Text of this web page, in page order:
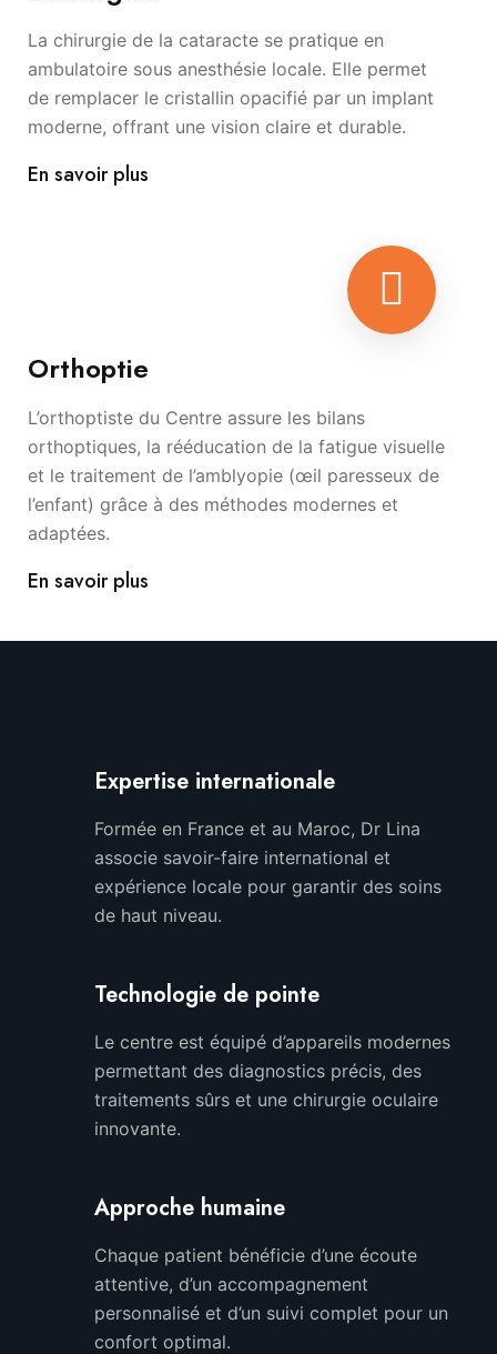
La chirurgie de la cataracte se pratique en
ambulatoire sous anesthésie locale. Elle permet
de remplacer le cristallin opacifié par un implant
moderne, offrant une vision claire et durable.
En savoir plus
Orthoptie
L’orthoptiste du Centre assure les bilans
orthoptiques, la rééducation de la fatigue visuelle
et le traitement de l’amblyopie (œil paresseux de
l’enfant) grâce à des méthodes modernes et
adaptées.
En savoir plus
Expertise internationale
Formée en France et au Maroc, Dr Lina
associe savoir-faire international et
expérience locale pour garantir des soins
de haut niveau.
Technologie de pointe
Le centre est équipé d’appareils modernes
permettant des diagnostics précis, des
traitements sûrs et une chirurgie oculaire
innovante.
Approche humaine
Chaque patient bénéficie d’une écoute
attentive, d’un accompagnement
personnalisé et d’un suivi complet pour un
confort optimal.